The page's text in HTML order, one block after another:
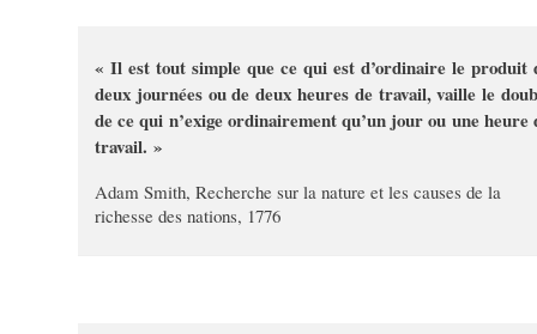
« Il est tout simple que ce qui est d’ordinaire le produit
deux journées ou de deux heures de travail, vaille le
de ce qui n’exige ordinairement qu’un jour ou une heure
travail. »
Adam Smith, Recherche sur la nature et les causes de la
richesse des nations, 1776